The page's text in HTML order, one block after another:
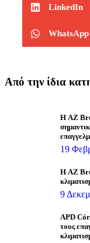
LinkedIn
WhatsApp
Από την ίδια
Η AZ
19
Η AZ
9
APD
τους